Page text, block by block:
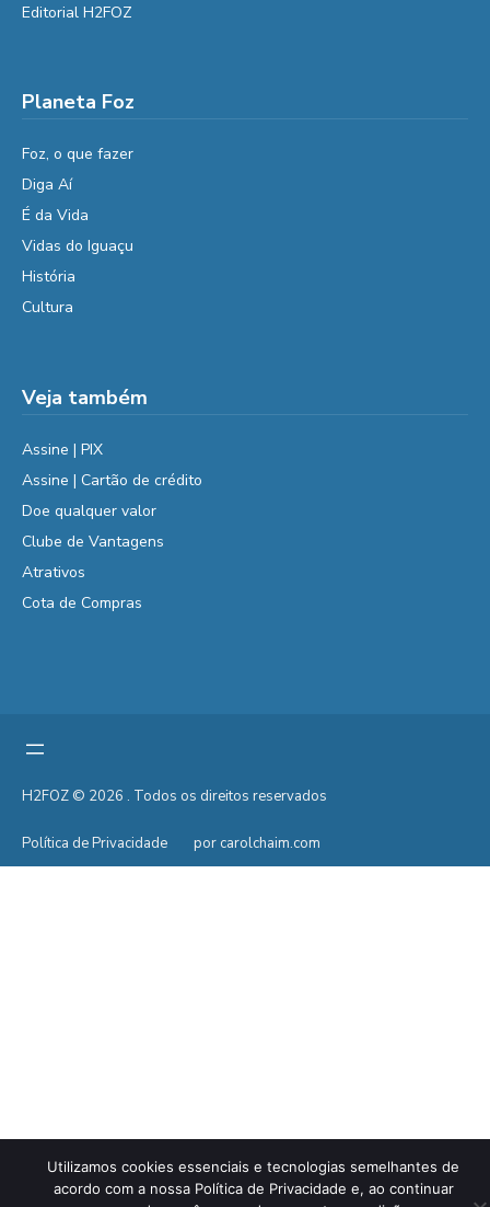
Editorial H2FOZ
Planeta Foz
Foz, o que fazer
Diga Aí
É da Vida
Vidas do Iguaçu
História
Cultura
Veja também
Assine | PIX
Assine | Cartão de crédito
Doe qualquer valor
Clube de Vantagens
Atrativos
Cota de Compras
H2FOZ © 2026 . Todos os direitos reservados
Política de Privacidade por carolchaim.com
Utilizamos cookies essenciais e tecnologias semelhantes de
acordo com a nossa Política de Privacidade e, ao continuar